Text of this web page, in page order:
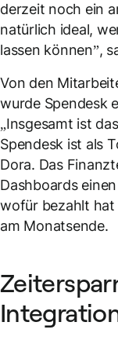
derzeit noch ein
natürlich ideal,
lassen können”,
Von den
wurde Spendesk
„Insgesamt ist
Spendesk ist als
Dora. Das
Dashboards
wofür bezahlt hat
am Monatsende.